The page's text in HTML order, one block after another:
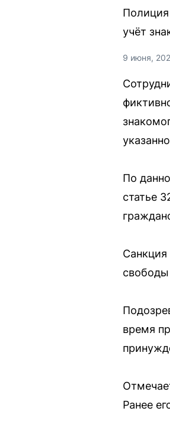
Полиция
учёт
9 июня,
По
статье
Санкция
свободы
время
Ранее